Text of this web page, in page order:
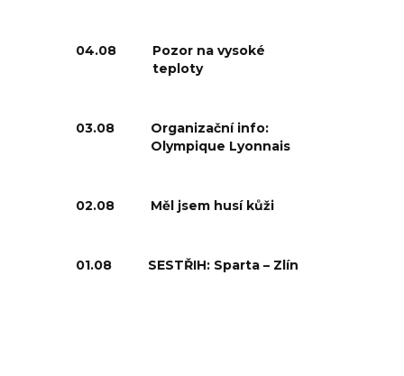
04.08
Pozor na vysoké
teploty
03.08
Organizační info:
Olympique Lyonnais
02.08 Měl jsem husí kůži
01.08 SESTŘIH: Sparta – Zlín